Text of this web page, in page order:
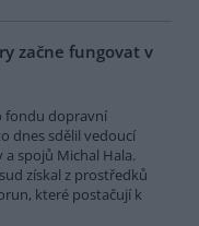
začne fungovat v
fondu dopravní
dnes sdělil vedoucí
spojů Michal Hala.
získal z prostředků
které postačují k